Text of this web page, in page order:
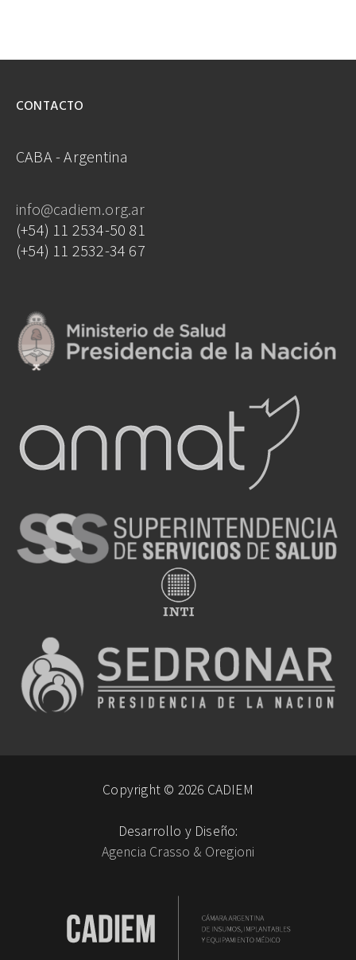
CONTACTO
CABA - Argentina
info@cadiem.org.ar
(+54) 11 2534-50 81
(+54) 11 2532-34 67
Copyright © 2026 CADIEM
Desarrollo y Diseño:
Agencia Crasso & Oregioni